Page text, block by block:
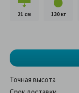
21 см 130 кг
Точная высота